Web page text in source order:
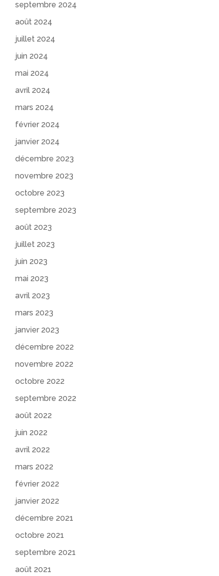
septembre 2024
août 2024
juillet 2024
juin 2024
mai 2024
avril 2024
mars 2024
février 2024
janvier 2024
décembre 2023
novembre 2023
octobre 2023
septembre 2023
août 2023
juillet 2023
juin 2023
mai 2023
avril 2023
mars 2023
janvier 2023
décembre 2022
novembre 2022
octobre 2022
septembre 2022
août 2022
juin 2022
avril 2022
mars 2022
février 2022
janvier 2022
décembre 2021
octobre 2021
septembre 2021
août 2021